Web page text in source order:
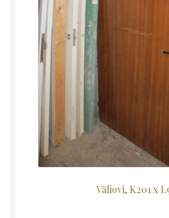
Väliovi, K201 x